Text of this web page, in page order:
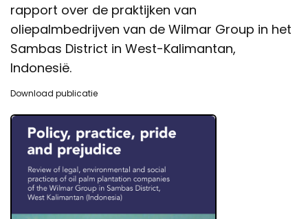
rapport over de praktijken van
oliepalmbedrijven van de Wilmar Group in het
Sambas District in West-Kalimantan,
Indonesië.
Download publicatie